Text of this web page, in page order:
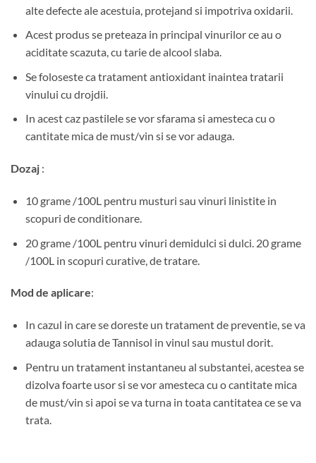
alte defecte ale acestuia, protejand si impotriva oxidarii.
Acest produs se preteaza in principal vinurilor ce au o
aciditate scazuta, cu tarie de alcool slaba.
Se foloseste ca tratament antioxidant inaintea tratarii
vinului cu drojdii.
In acest caz pastilele se vor sfarama si amesteca cu o
cantitate mica de must/vin si se vor adauga.
Dozaj :
10 grame /100L pentru musturi sau vinuri linistite in
scopuri de conditionare.
20 grame /100L pentru vinuri demidulci si dulci. 20 grame
/100L in scopuri curative, de tratare.
Mod de aplicare:
In cazul in care se doreste un tratament de preventie, se va
adauga solutia de Tannisol in vinul sau mustul dorit.
Pentru un tratament instantaneu al substantei, acestea se
dizolva foarte usor si se vor amesteca cu o cantitate mica
de must/vin si apoi se va turna in toata cantitatea ce se va
trata.